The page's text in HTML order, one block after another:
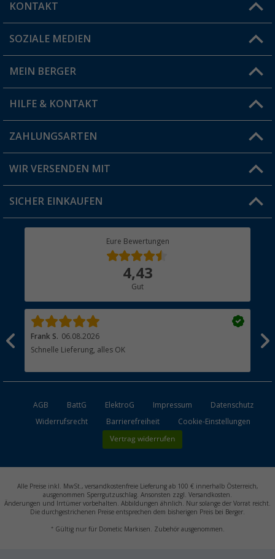
KONTAKT
Du hast eine Frage?
Filiale finden
SOZIALE MEDIEN
MEIN BERGER
Vorteilskarte
Blog
Jobs & Karriere
HILFE & KONTAKT
FAQ & Kontakt
Versandinformationen
Rücksendung
ZAHLUNGSARTEN
WIR VERSENDEN MIT
SICHER EINKAUFEN
Eure Bewertungen
4,43
Gut
Frank S. 06.08.2026
Schnelle Lieferung, alles OK
AGB BattG ElektroG Impressum
Datenschutz
Widerrufsrecht
Barrierefreiheit Cookie-Einstellungen
Vertrag widerrufen
Alle Preise inkl. MwSt., versandkostenfreie Lieferung ab 100 € innerhalb Österreich,
ausgenommen Sperrgutzuschlag. Ansonsten zzgl. Versandkosten.
Änderungen und Irrtümer vorbehalten. Abbildungen ähnlich. Nur solange der Vorrat reicht.
Die durchgestrichenen Preise entsprechen dem bisherigen Preis bei Berger.
*Gültig nur für Dometic Markisen. Zubehör ausgenommen.